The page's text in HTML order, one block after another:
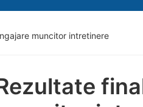
muncitor intretinere